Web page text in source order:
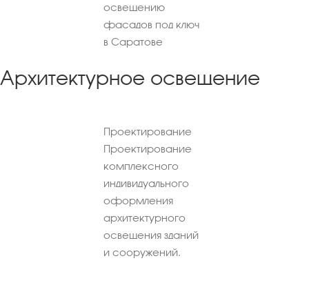
освещению
фасадов под ключ
в Саратове
Архитектурное освещение
Проектирование
Проектирование
комплексного
индивидуального
оформления
архитектурного
освещения зданий
и сооружений.